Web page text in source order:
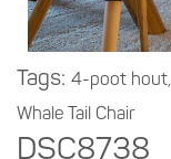
Tags: 4-poot hout,
Whale Tail Chair
DSC8738